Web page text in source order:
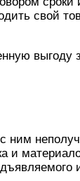
свой
выгоду
ним
и